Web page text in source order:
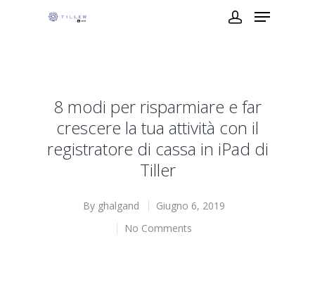
8 modi per risparmiare e far
crescere la tua attività con il
registratore di cassa in iPad di
Tiller
By ghalgand
Giugno 6, 2019
No Comments